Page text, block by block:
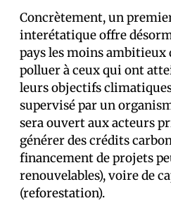
Concrètement, un
interétatique offre
pays les moins ambitieux
polluer à ceux qui ont
leurs objectifs
supervisé par un
sera ouvert aux acteurs
générer des crédits
financement de projets
renouvelables), voire de
(reforestation).